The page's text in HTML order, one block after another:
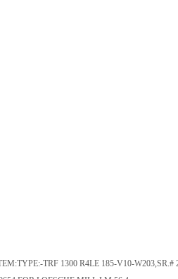
TRF 1300 R4LE 185-V10-W203,SR.#